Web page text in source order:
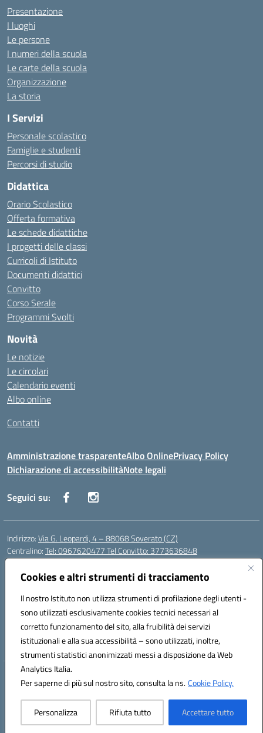
Cookies e altri strumenti di tracciamento
Il nostro Istituto non utilizza strumenti di profilazione degli utenti -
sono utilizzati esclusivamente cookies tecnici necessari al
corretto funzionamento del sito, alla fruibilità dei servizi
istituzionali e alla sua accessibilità – sono utilizzati, inoltre,
strumenti statistici anonimizzati messi a disposizione da Web
Analytics Italia.
Per saperne di più sul nostro sito, consulta la ns.Cookie Policy.
Personalizza Rifiuta tutto Accettare tutto
Presentazione
I luoghi
Le persone
I numeri della scuola
Le carte della scuola
Organizzazione
La storia
I Servizi
Personale scolastico
Famiglie e studenti
Percorsi di studio
Didattica
Orario Scolastico
Offerta formativa
Le schede didattiche
I progetti delle classi
Curricoli di Istituto
Documenti didattici
Convitto
Corso Serale
Programmi Svolti
Novità
Le notizie
Le circolari
Calendario eventi
Albo online
Contatti
Amministrazione trasparenteAlbo OnlinePrivacy Policy
Dichiarazione di accessibilitàNote legali
Seguici su:
Indirizzo:Via G. Leopardi, 4 – 88068 Soverato (CZ)
Centralino:Tel: 0967620477 Tel Convitto: 3773636848
Email:
Posta elettronica certificata (PEC):czrh04000q@pec.istruzione.it
Codice fiscale: 84000690796
Codice meccanografico:CZRH04000Q
Codice Indice delle Pubbliche Amministrazioni (IPA): istsc_czrh04000q
Codice unico di fatturazione (CUF): UF9M13
Hosting & Powered by 3D Solution S.r.l.
Concept & Design by Designers Italia